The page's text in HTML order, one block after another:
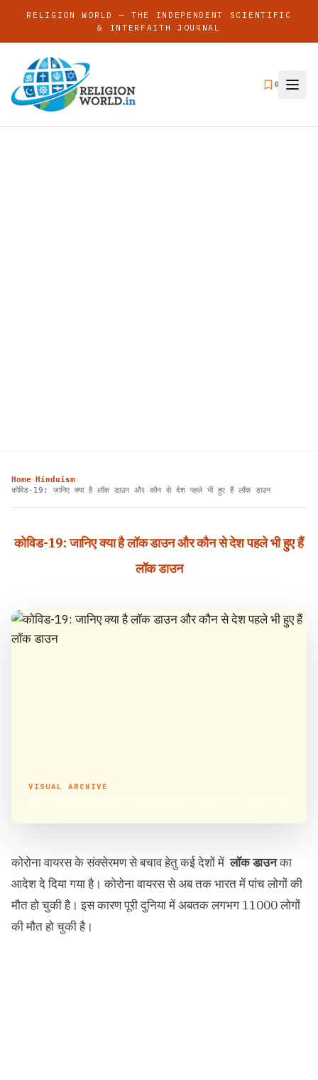
RELIGION WORLD — THE INDEPENDENT SCIENTIFIC
& INTERFAITH JOURNAL
0
Home› Hinduism›
कोविड-19: जानिए क्या है लॉक डाउन और कौन से देश पहले भी हुए हैं लॉक डाउन
कोविड-19: जानिए क्या है लॉक डाउन और कौन से देश पहले भी हुए हैं
लॉक डाउन
VISUAL ARCHIVE
कोरोना वायरस के संक्सेरमण से बचाव हेतु कई देशों मेंलॉक डाउनका
आदेश दे दिया गया है। कोरोना वायरस से अब तक भारत में पांच लोगों की
मौत हो चुकी है। इस कारण पूरी दुनिया में अबतक लगभग 11000 लोगों
की मौत हो चुकी है।